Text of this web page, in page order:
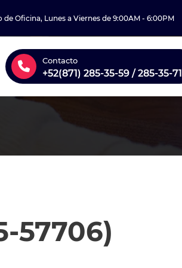
de Oficina, Lunes a Viernes de 9:00AM - 6:00PM
Contacto
+52(871) 285-35-59 / 285-35-71
57706)